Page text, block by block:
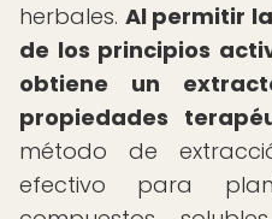
herbales. Al permitir
de los principios
obtiene un
propiedades
método de
efectivo para